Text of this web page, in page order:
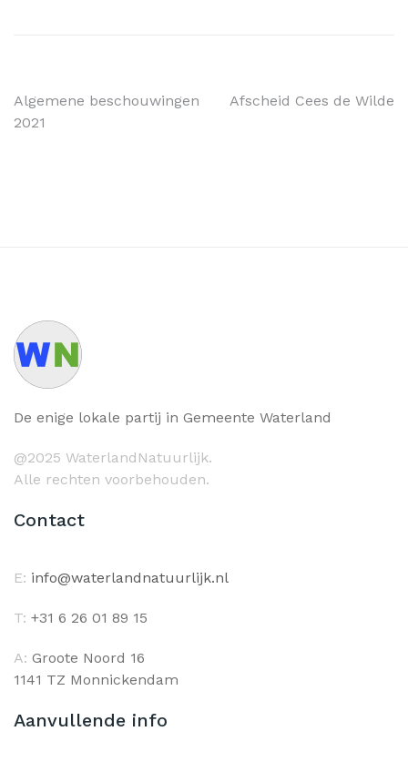
Bericht
Algemene beschouwingen
2021
Afscheid Cees de Wilde
De enige lokale partij in Gemeente Waterland
@2025 WaterlandNatuurlijk.
Alle rechten voorbehouden.
Contact
E: info@waterlandnatuurlijk.nl
T: +31 6 26 01 89 15
A: Groote Noord 16
1141 TZ Monnickendam
Aanvullende info